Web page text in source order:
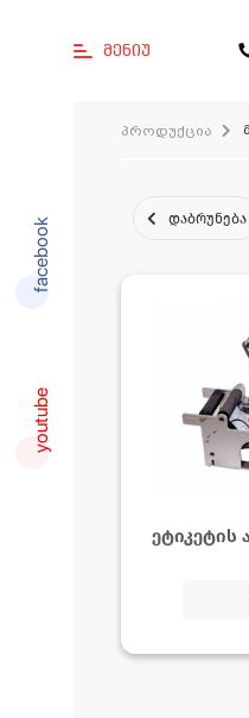
მენიუ
პროდუქცია
დაბრუნება
ეტიკეტის
youtube
facebook